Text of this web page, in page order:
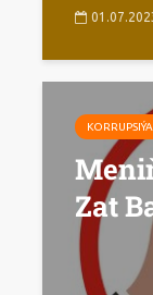
KORRUPSIÝA
Zat